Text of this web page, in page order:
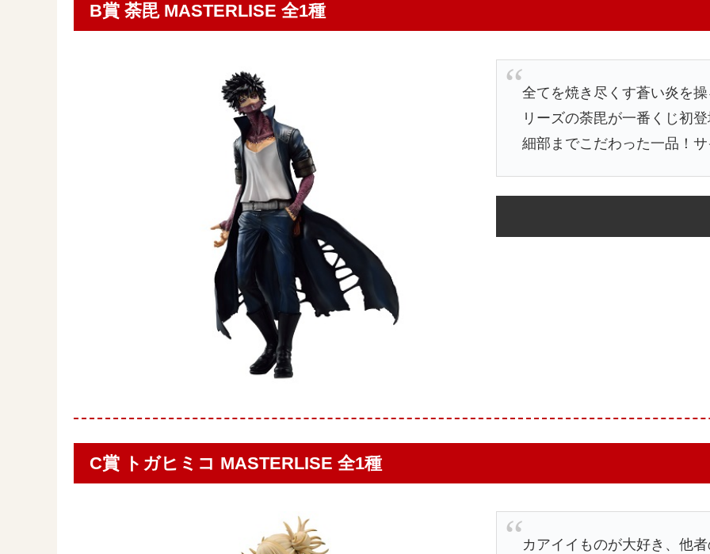
B賞 荼毘 MASTERLISE 全1種
全てを焼き尽くす蒼い炎を
リーズの荼毘が一番くじ初
細部までこだわった一品！
C賞 トガヒミコ MASTERLISE 全1種
カアイイものが大好き、他